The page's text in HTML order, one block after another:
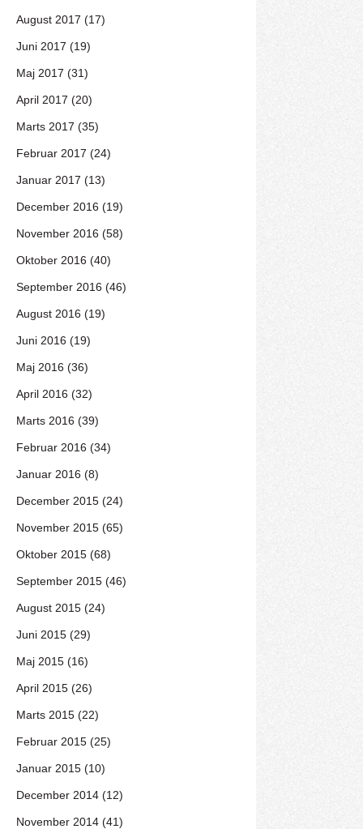
August 2017 (17)
Juni 2017 (19)
Maj 2017 (31)
April 2017 (20)
Marts 2017 (35)
Februar 2017 (24)
Januar 2017 (13)
December 2016 (19)
November 2016 (58)
Oktober 2016 (40)
September 2016 (46)
August 2016 (19)
Juni 2016 (19)
Maj 2016 (36)
April 2016 (32)
Marts 2016 (39)
Februar 2016 (34)
Januar 2016 (8)
December 2015 (24)
November 2015 (65)
Oktober 2015 (68)
September 2015 (46)
August 2015 (24)
Juni 2015 (29)
Maj 2015 (16)
April 2015 (26)
Marts 2015 (22)
Februar 2015 (25)
Januar 2015 (10)
December 2014 (12)
November 2014 (41)